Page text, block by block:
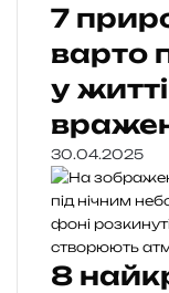
7
варто
у
30.04.2025
8